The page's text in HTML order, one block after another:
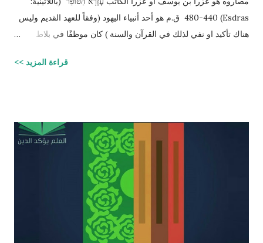
Esdras) 480-440 ق.م هو أحد أنبياء اليهود (وفقاً للعهد القديم وليس
هناك تأكيد او نفي لذلك في القرآن والسنة ) كان موظفًا في بلاط
اليهودية وكان ملماً بالتوراة ومدرساً لتعاليمها وكذلك كان كاتباً ماهراً
تعاليمها وطهر المجتمع اليهودي من الزواج المختلط، ولهذه الأسباب
يحتل عزرا الكاتب مكانه عاليه جداً في الإرث الديني اليهود وقصته
مذكوره في ( سفر عزرا ) في العهد القديم ونجد في ملاحق الشروحات
اليهوديه للمشناه والمعروفه باسم ( توسفتا ) תוספתא نجد رأياً يُزعم ان
عزرا الكاتب كان مستحقاً لان تتنزل عليه التوراه لولا ان موسى عليه
السلام سبقه ! כי ראויה הייתה התורה להינתן על י...
قراءة المزيد >>